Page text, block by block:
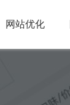
网站优化